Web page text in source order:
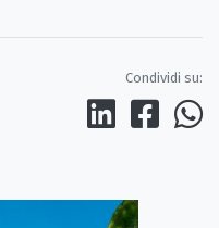
Condividi su: